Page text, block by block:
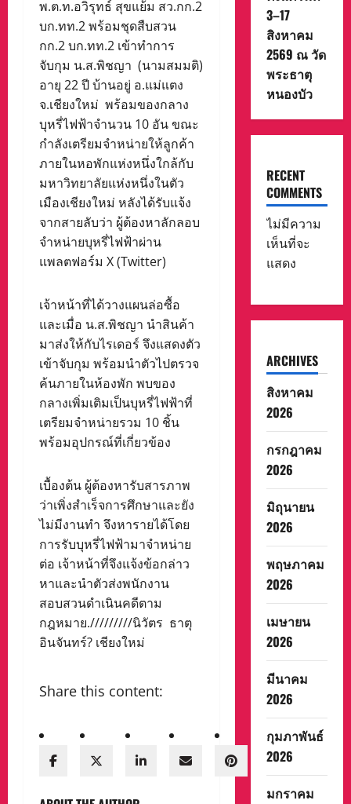
พ.ต.ท.อวิรุทธ์ สุขแย้ม สว.กก.2
บก.ทท.2 พร้อมชุดสืบสวน
กก.2 บก.ทท.2 เข้าทำการ
จับกุม น.ส.พิชญา (นามสมมติ)
อายุ 22 ปี บ้านอยู่ อ.แม่แตง
จ.เชียงใหม่ พร้อมของกลาง
บุหรี่ไฟฟ้าจำนวน 10 อัน ขณะ
กำลังเตรียมจำหน่ายให้ลูกค้า
ภายในหอพักแห่งหนึ่งใกล้กับ
มหาวิทยาลัยแห่งหนึ่งในตัว
เมืองเชียงใหม่ หลังได้รับแจ้ง
จากสายลับว่า ผู้ต้องหาลักลอบ
จำหน่ายบุหรี่ไฟฟ้าผ่าน
แพลตฟอร์ม X (Twitter)
เจ้าหน้าที่ได้วางแผนล่อซื้อ
และเมื่อ น.ส.พิชญา นำสินค้า
มาส่งให้กับไรเดอร์ จึงแสดงตัว
เข้าจับกุม พร้อมนำตัวไปตรวจ
ค้นภายในห้องพัก พบของ
กลางเพิ่มเติมเป็นบุหรี่ไฟฟ้าที่
เตรียมจำหน่ายรวม 10 ชิ้น
พร้อมอุปกรณ์ที่เกี่ยวข้อง
เบื้องต้น ผู้ต้องหารับสารภาพ
ว่าเพิ่งสำเร็จการศึกษาและยัง
ไม่มีงานทำ จึงหารายได้โดย
การรับบุหรี่ไฟฟ้ามาจำหน่าย
ต่อ เจ้าหน้าที่จึงแจ้งข้อกล่าว
หาและนำตัวส่งพนักงาน
สอบสวนดำเนินคดีตาม
กฎหมาย./////////นิวัตร ธาตุ
อินจันทร์? เชียงใหม่
Share this content:
3–17
สิงหาคม
2569 ณ วัด
พระธาตุ
หนองบัว
RECENT
COMMENTS
ไม่มีความ
เห็นที่จะ
แสดง
ARCHIVES
สิงหาคม
2026
กรกฎาคม
2026
มิถุนายน
2026
พฤษภาคม
2026
เมษายน
2026
มีนาคม
2026
กุมภาพันธ์
2026
มกราคม